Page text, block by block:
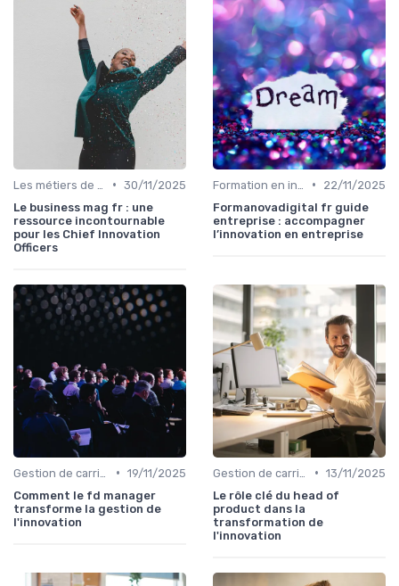
• 30/11/2025
Le business mag fr : une
ressource incontournable
pour les Chief Innovation
Officers
•
22/11/2025
Formanovadigital fr guide
entreprise : accompagner
l’innovation en entreprise
• 19/11/2025
Comment le fd manager
transforme la gestion de
l'innovation
• 13/11/2025
Le rôle clé du head of
product dans la
transformation de
l'innovation